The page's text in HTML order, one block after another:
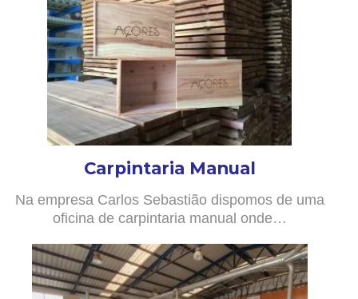
Carpintaria Manual
Na empresa Carlos Sebastião dispomos de uma
oficina de carpintaria manual onde…